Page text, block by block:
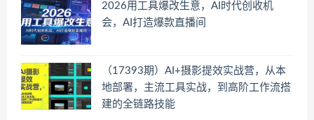
2026用工具爆改生意，AI时代创收机
会，AI打造爆款直播间
（17393期）AI+摄影提效实战营，从本
地部署，主流工具实战，到高阶工作流搭
建的全链路技能